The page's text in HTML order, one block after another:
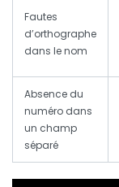
Fautes
d’orthographe
dans le nom
Absence du
numéro dans
un champ
séparé